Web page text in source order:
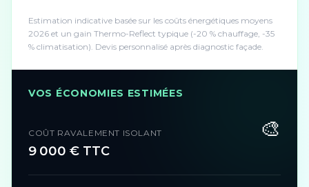
Estimation indicative basée sur les coûts énergétiques moyens
2026 et un gain Thermo-Reflect typique (-20 % chauffage, -35
% climatisation). Devis personnalisé après diagnostic façade.
VOS ÉCONOMIES ESTIMÉES
COÛT RAVALEMENT ISOLANT
9 000 € TTC
🎨